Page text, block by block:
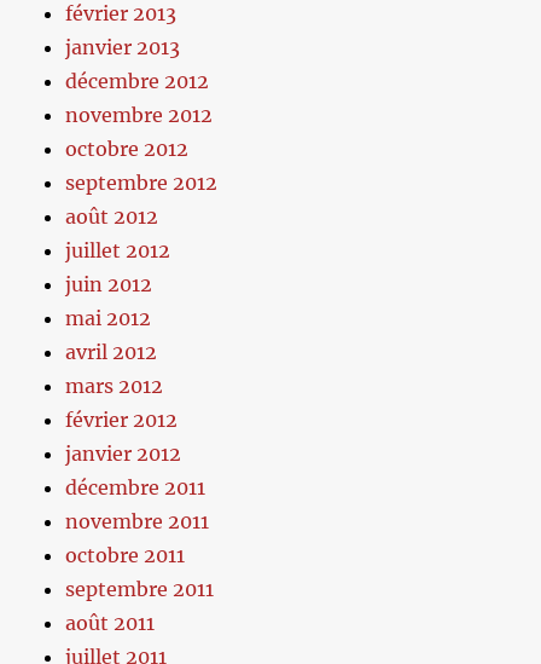
février 2013
janvier 2013
décembre 2012
novembre 2012
octobre 2012
septembre 2012
août 2012
juillet 2012
juin 2012
mai 2012
avril 2012
mars 2012
février 2012
janvier 2012
décembre 2011
novembre 2011
octobre 2011
septembre 2011
août 2011
juillet 2011